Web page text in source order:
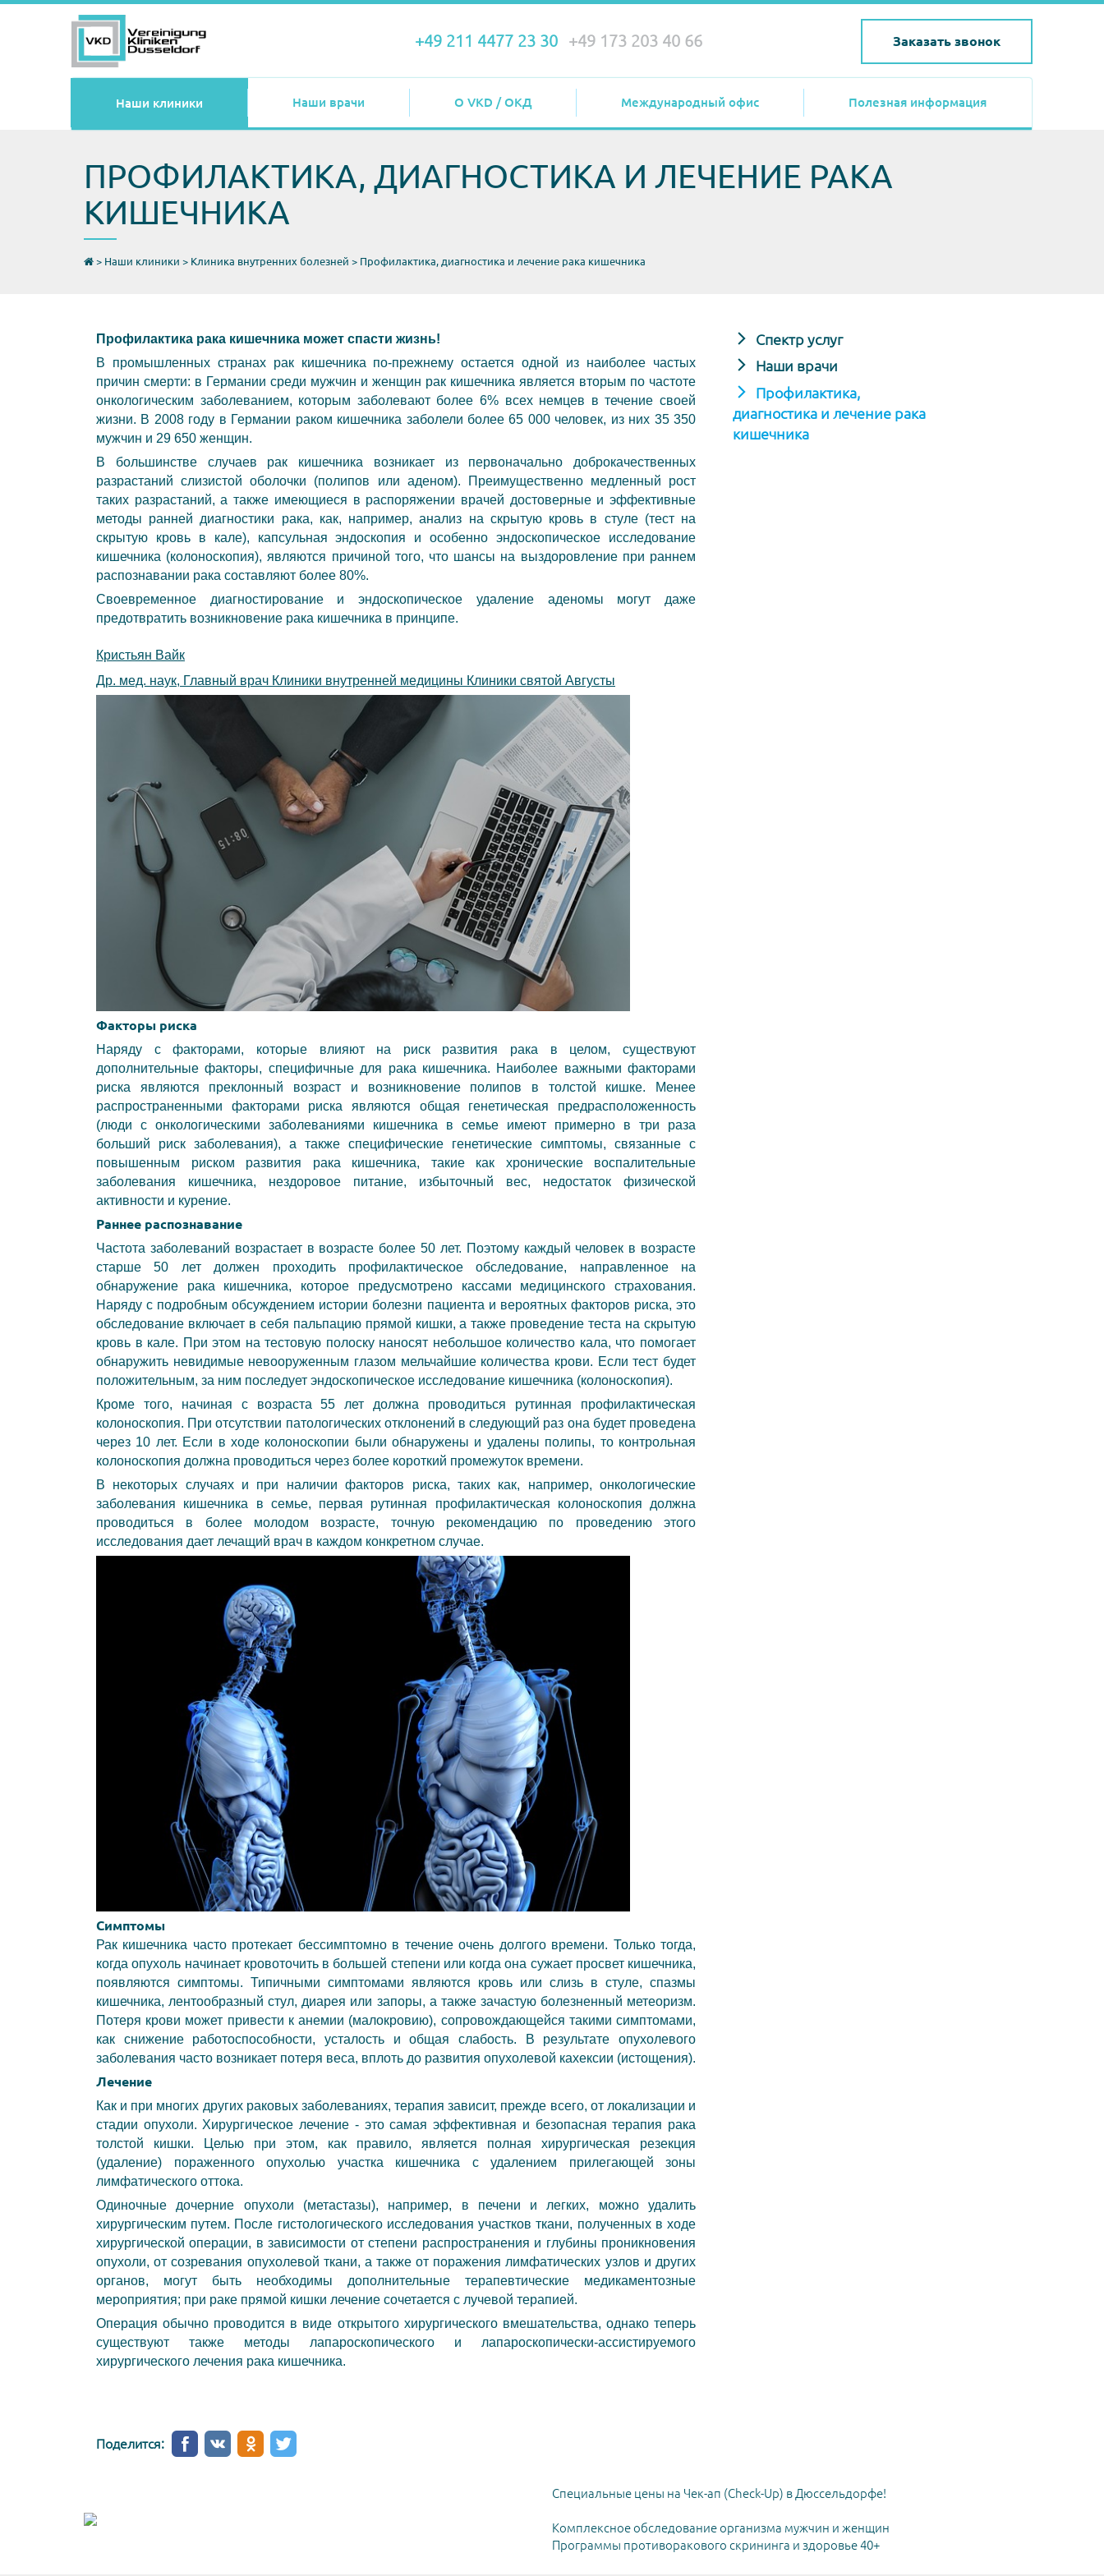
+49 211 4477 23 30 +49 173 203 40 66 Заказать звонок
Наши клиники Наши врачи О VKD / ОКД Международный офис Полезная информация
ПРОФИЛАКТИКА, ДИАГНОСТИКА И ЛЕЧЕНИЕ РАКА
КИШЕЧНИКА
> Наши клиники > Клиника внутренних болезней > Профилактика, диагностика и лечение рака кишечника
Профилактика рака кишечника может спасти жизнь!
В промышленных странах рак кишечника по-прежнему остается одной из наиболее частых
причин смерти: в Германии среди мужчин и женщин рак кишечника является вторым по частоте
онкологическим заболеванием, которым заболевают более 6% всех немцев в течение своей
жизни. В 2008 году в Германии раком кишечника заболели более 65 000 человек, из них 35 350
мужчин и 29 650 женщин.
В большинстве случаев рак кишечника возникает из первоначально доброкачественных
разрастаний слизистой оболочки (полипов или аденом). Преимущественно медленный рост
таких разрастаний, а также имеющиеся в распоряжении врачей достоверные и эффективные
методы ранней диагностики рака, как, например, анализ на скрытую кровь в стуле (тест на
скрытую кровь в кале), капсульная эндоскопия и особенно эндоскопическое исследование
кишечника (колоноскопия), являются причиной того, что шансы на выздоровление при раннем
распознавании рака составляют более 80%.
Своевременное диагностирование и эндоскопическое удаление аденомы могут даже
предотвратить возникновение рака кишечника в принципе.
Кристьян Вайк
Др. мед. наук, Главный врач Клиники внутренней медицины Клиники святой Августы
Факторы риска
Наряду с факторами, которые влияют на риск развития рака в целом, существуют
дополнительные факторы, специфичные для рака кишечника. Наиболее важными факторами
риска являются преклонный возраст и возникновение полипов в толстой кишке. Менее
распространенными факторами риска являются общая генетическая предрасположенность
(люди с онкологическими заболеваниями кишечника в семье имеют примерно в три раза
больший риск заболевания), а также специфические генетические симптомы, связанные с
повышенным риском развития рака кишечника, такие как хронические воспалительные
заболевания кишечника, нездоровое питание, избыточный вес, недостаток физической
активности и курение.
Раннее распознавание
Частота заболеваний возрастает в возрасте более 50 лет. Поэтому каждый человек в возрасте
старше 50 лет должен проходить профилактическое обследование, направленное на
обнаружение рака кишечника, которое предусмотрено кассами медицинского страхования.
Наряду с подробным обсуждением истории болезни пациента и вероятных факторов риска, это
обследование включает в себя пальпацию прямой кишки, а также проведение теста на скрытую
кровь в кале. При этом на тестовую полоску наносят небольшое количество кала, что помогает
обнаружить невидимые невооруженным глазом мельчайшие количества крови. Если тест будет
положительным, за ним последует эндоскопическое исследование кишечника (колоноскопия).
Кроме того, начиная с возраста 55 лет должна проводиться рутинная профилактическая
колоноскопия. При отсутствии патологических отклонений в следующий раз она будет проведена
через 10 лет. Если в ходе колоноскопии были обнаружены и удалены полипы, то контрольная
колоноскопия должна проводиться через более короткий промежуток времени.
В некоторых случаях и при наличии факторов риска, таких как, например, онкологические
заболевания кишечника в семье, первая рутинная профилактическая колоноскопия должна
проводиться в более молодом возрасте, точную рекомендацию по проведению этого
исследования дает лечащий врач в каждом конкретном случае.
Симптомы
Рак кишечника часто протекает бессимптомно в течение очень долгого времени. Только тогда,
когда опухоль начинает кровоточить в большей степени или когда она сужает просвет кишечника,
появляются симптомы. Типичными симптомами являются кровь или слизь в стуле, спазмы
кишечника, лентообразный стул, диарея или запоры, а также зачастую болезненный метеоризм.
Потеря крови может привести к анемии (малокровию), сопровождающейся такими симптомами,
как снижение работоспособности, усталость и общая слабость. В результате опухолевого
заболевания часто возникает потеря веса, вплоть до развития опухолевой кахексии (истощения).
Лечение
Как и при многих других раковых заболеваниях, терапия зависит, прежде всего, от локализации и
стадии опухоли. Хирургическое лечение - это самая эффективная и безопасная терапия рака
толстой кишки. Целью при этом, как правило, является полная хирургическая резекция
(удаление) пораженного опухолью участка кишечника с удалением прилегающей зоны
лимфатического оттока.
Одиночные дочерние опухоли (метастазы), например, в печени и легких, можно удалить
хирургическим путем. После гистологического исследования участков ткани, полученных в ходе
хирургической операции, в зависимости от степени распространения и глубины проникновения
опухоли, от созревания опухолевой ткани, а также от поражения лимфатических узлов и других
органов, могут быть необходимы дополнительные терапевтические медикаментозные
мероприятия; при раке прямой кишки лечение сочетается с лучевой терапией.
Операция обычно проводится в виде открытого хирургического вмешательства, однако теперь
существуют также методы лапароскопического и лапароскопически-ассистируемого
хирургического лечения рака кишечника.
Поделится:
Спектр услуг
Наши врачи
Профилактика,
диагностика и лечение рака
кишечника
Специальные цены на Чек-ап (Check-Up) в Дюссельдорфе!
Комплексное обследование организма мужчин и женщин
Программы противоракового скрининга и здоровье 40+